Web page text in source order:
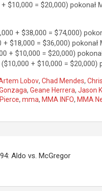
$10,000 = $20,000) pokonał
+ $38,000 = $74,000)
$18,000 = $36,000) pokonał
+ $10,000 = $20,000)
+ $10,000 = $20,000)
Lobov, Chad Mendes,
, Geane Herrera, Jason
, mma, MMA INFO, MMA
Aldo vs. McGregor